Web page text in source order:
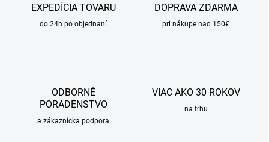
EXPEDÍCIA TOVARU
do 24h po objednaní
DOPRAVA ZDARMA
pri nákupe nad 150€
ODBORNÉ
PORADENSTVO
a zákaznícka podpora
VIAC AKO 30 ROKOV
na trhu